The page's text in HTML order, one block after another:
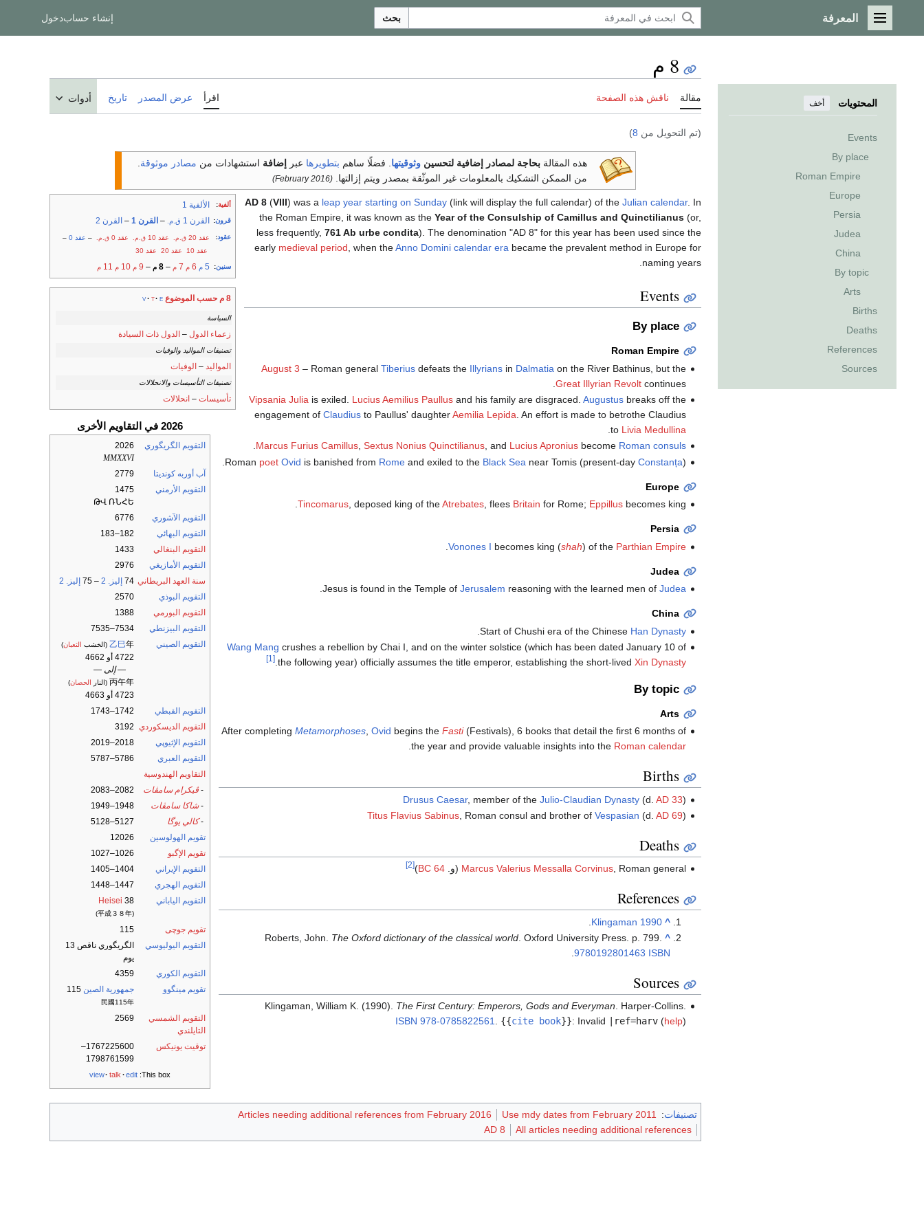
القائمة الرئيسية
المعرفة بحث إنشاء حسابدخول
المحتويات أخف
Events
By place
Roman Empire
Europe
Persia
Judea
China
By topic
Arts
Births
Deaths
References
Sources
8 م
مقالة ناقش هذه الصفحة اقرأ عرض المصدر تاريخ أدوات
(تم التحويل من 8
)
هذه المقالة بحاجة لمصادر إضافية لتحسين وثوقيتها فضلًا ساهم بتطويرها عبر إضافة استشهادات من مصادر موثوقة
من الممكن التشكيك بالمعلومات غير الموثّقة بمصدر ويتم إزالتها.
(February 2016)
ألفية: الألفية 1
قرون: القرن 1 ق.م. – القرن 1 – القرن 2
عقود: عقد 20 ق.م. عقد 10 ق.م. عقد 0 ق.م. – عقد 0
–
عقد 10
عقد 20 عقد 30
سنين:
5 م 6 م 7 م –
8 م –
9 م 10 م 11 م
8 م حسب الموضوع v t e
السياسة
زعماء الدول – الدول ذات السيادة
تصنيفات المواليد والوفيات
المواليد – الوفيات
تصنيفات التأسيسات والانحلالات
تأسيسات – انحلالات
2026 في التقاويم الأخرى
التقويم الگريگوري
2026
MMXXVI
آب أوربه كونديتا
2779
التقويم الأرمني
1475
ԹՎ ՌՆՀԵ
التقويم الآشوري
6776
التقويم البهائي
182–183
التقويم البنغالي
1433
التقويم الأمازيغي
2976
سنة العهد البريطاني 74 إليز. 2 – 75
إليز. 2
التقويم البوذي
2570
التقويم البورمي
1388
التقويم البيزنطي
7534–7535
التقويم الصيني
乙巳年 (الخشب الثعبان)
4722 أو 4662
— إلى —
丙午年 (النار الحصان)
4723 أو 4663
التقويم القبطي
1742–1743
التقويم الديسكوردي 3192
التقويم الإثيوپي
2018–2019
التقويم العبري
5786–5787
التقاويم الهندوسية
- ڤيكرام سامڤات
2082–2083
-شاكا سامڤات
1948–1949
-كالي يوگا
5127–5128
تقويم الهولوسين
12026
تقويم الإگبو
1026–1027
التقويم الإيراني
1404–1405
التقويم الهجري
1447–1448
التقويم الياباني
Heisei 38
(平成３８年)
تقويم جوچى
115
التقويم اليوليوسي
الگريگوري ناقص 13
يوم
التقويم الكوري
4359
تقويم مينگوو
جمهورية الصين
民國115年
التقويم الشمسي
التايلندي
2569
توقيت يونيكس
1767225600–
1798761599
This box:
view talk edit
AD 8 (VIII) was a leap year starting on Sunday (link will display the full calendar) of the Julian calendar. In
the Roman Empire, it was known as the Year of the Consulship of Camillus and Quinctilianus (or,
less frequently, 761 Ab urbe condita). The denomination "AD 8" for this year has been used since the
early medieval period , when theAnno Domini calendar era became the prevalent method in Europe for
naming years.
Events
By place
Roman Empire
August 3 – Roman general Tiberiusdefeats the Illyriansin Dalmatia on the River Bathinus, but the
Great Illyrian Revoltcontinues.
Vipsania Julia is exiled. Lucius Aemilius Paullusand his family are disgraced. Augustusbreaks off the
engagement of Claudiusto Paullus' daughterAemilia Lepida . An effort is made to betrothe Claudius
to Livia Medullina
Marcus Furius Camillus, Sextus Nonius Quinctilianus, and Lucius Aproniusbecome Roman consuls
.
Roman poet Ovid is banished from Romeand exiled to the Black Sea near Tomis (present-day Constanța).
Europe
Tincomarus, deposed king of theAtrebates, flees Britain for Rome; Eppillusbecomes king.
Persia
Vonones I becomes king (shah) of the Parthian Empire
Judea
Jesus is found in the Temple of Jerusalem reasoning with the learned men of Judea
.
China
Start of Chushi era of the Chinese Han Dynasty
Wang Mang crushes a rebellion by Chai I, and on the winter solstice (which has been dated January 10 of
the following year) officially assumes the title emperor, establishing the short-lived Xin Dynasty
.
[1]
By topic
Arts
After completing Metamorphoses, Ovid begins the Fasti(Festivals), 6 books that detail the first 6 months of
the year and provide valuable insights into the Roman calendar
.
Births
Drusus Caesar, member of the Julio-Claudian Dynasty(d. AD 33)
Titus Flavius Sabinus, Roman consul and brother of Vespasian (d. AD 69)
Deaths
Marcus Valerius Messalla Corvinus, Roman general (و. 64 BC
)
[2]
References
^
Klingaman 1990
^
Roberts, John. The Oxford dictionary of the classical world . Oxford University Press. p. 799.
ISBN
9780192801463
.
Sources
Klingaman, William K. (1990). The First Century: Emperors, Gods and Everyman. Harper-Collins.
ISBN 978-0785822561. {{cite book}}: Invalid |ref=harv(help)
تصنيفات:
Use mdy dates from February 2011
Articles needing additional references from February 2016
All articles needing additional references
AD 8